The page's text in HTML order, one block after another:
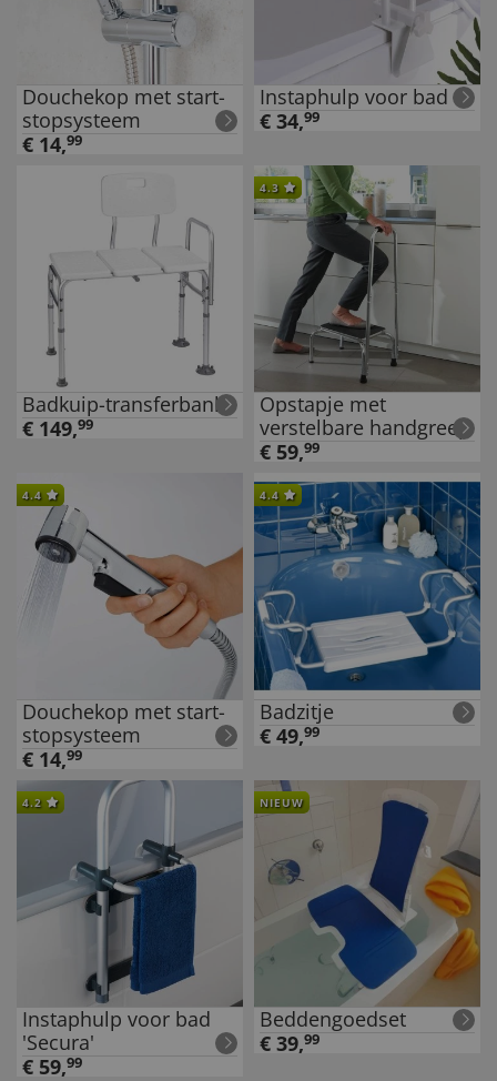
Douchekop met start-
stopsysteem
€ 14,99
Instaphulp voor bad
€ 34,99
Badkuip-transferbank
€ 149,99
4.3
Opstapje met
verstelbare handgreep
€ 59,99
4.4
Douchekop met start-
stopsysteem
€ 14,99
4.4
Badzitje
€ 49,99
4.2
Instaphulp voor bad
'Secura'
€ 59,99
NIEUW
Beddengoedset
€ 39,99